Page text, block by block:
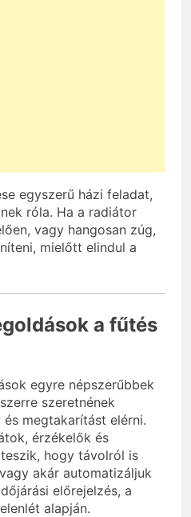
egyszerű házi feladat,
róla. Ha a radiátor
vagy hangosan zúg,
mielőtt elindul a
a fűtés
egyre népszerűbbek
szeretnének
megtakarítást elérni.
érzékelők és
hogy távolról is
akár automatizáljuk
előrejelzés, a
alapján.